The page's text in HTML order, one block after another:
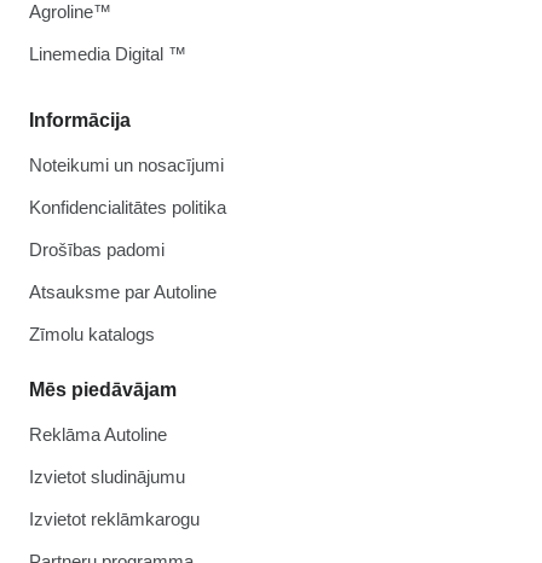
Informācija
Noteikumi un nosacījumi
Konfidencialitātes politika
Drošības padomi
Atsauksme par Autoline
Zīmolu katalogs
Mēs piedāvājam
Reklāma Autoline
Izvietot sludinājumu
Izvietot reklāmkarogu
Agroline™
Linemedia Digital ™